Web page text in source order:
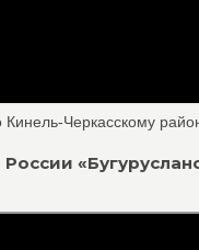
Черкасскому